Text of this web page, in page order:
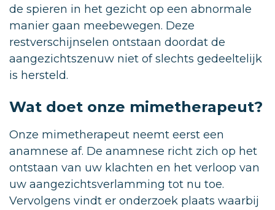
de spieren in het gezicht op een abnormale
manier gaan meebewegen. Deze
restverschijnselen ontstaan doordat de
aangezichtszenuw niet of slechts gedeeltelijk
is hersteld.
Wat doet onze mimetherapeut?
Onze mimetherapeut neemt eerst een
anamnese af. De anamnese richt zich op het
ontstaan van uw klachten en het verloop van
uw aangezichtsverlamming tot nu toe.
Vervolgens vindt er onderzoek plaats waarbij